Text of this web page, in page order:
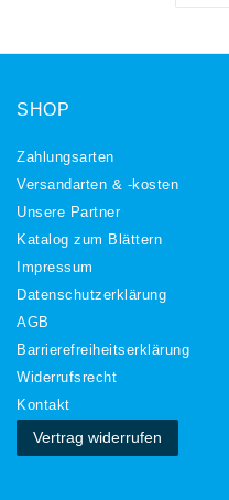
SHOP
Zahlungsarten
Versandarten & -kosten
Unsere Partner
Katalog zum Blättern
Impressum
Daten­schutz­erklärung
AGB
Barrierefreiheitserklärung
Widerrufs­recht
Kontakt
Vertrag widerrufen